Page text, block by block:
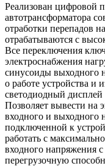
Реализован цифровой
автотрансформатора
отработки перепадов
отрабатываются с
Все переключения
электроснабжения
синусоиды выходного
о работе устройства и
светодиодный
Позволяет вывести на
входного и выходного
подключенной к
работать с
входного напряжения
перегрузочную